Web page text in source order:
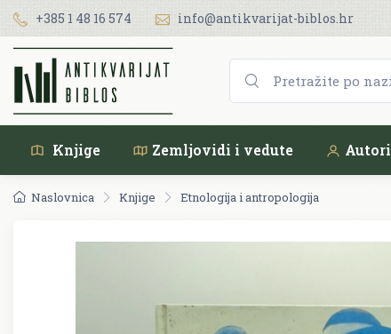
+385 1 48 16 574 info@antikvarijat-biblos.hr
Knjige Zemljovidi i vedute Autori
Naslovnica Knjige Etnologija i antropologija